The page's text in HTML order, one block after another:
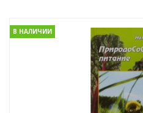
В НАЛИЧИИ